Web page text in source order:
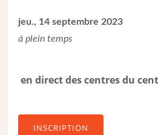
jeu., 14 septembre 2023
à plein temps
en direct des centres du
INSCRIPTION